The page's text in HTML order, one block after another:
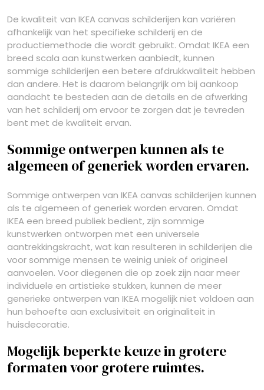
De kwaliteit van IKEA canvas schilderijen kan variëren
afhankelijk van het specifieke schilderij en de
productiemethode die wordt gebruikt. Omdat IKEA een
breed scala aan kunstwerken aanbiedt, kunnen
sommige schilderijen een betere afdrukkwaliteit hebben
dan andere. Het is daarom belangrijk om bij aankoop
aandacht te besteden aan de details en de afwerking
van het schilderij om ervoor te zorgen dat je tevreden
bent met de kwaliteit ervan.
Sommige ontwerpen kunnen als te
algemeen of generiek worden ervaren.
Sommige ontwerpen van IKEA canvas schilderijen kunnen
als te algemeen of generiek worden ervaren. Omdat
IKEA een breed publiek bedient, zijn sommige
kunstwerken ontworpen met een universele
aantrekkingskracht, wat kan resulteren in schilderijen die
voor sommige mensen te weinig uniek of origineel
aanvoelen. Voor diegenen die op zoek zijn naar meer
individuele en artistieke stukken, kunnen de meer
generieke ontwerpen van IKEA mogelijk niet voldoen aan
hun behoefte aan exclusiviteit en originaliteit in
huisdecoratie.
Mogelijk beperkte keuze in grotere
formaten voor grotere ruimtes.